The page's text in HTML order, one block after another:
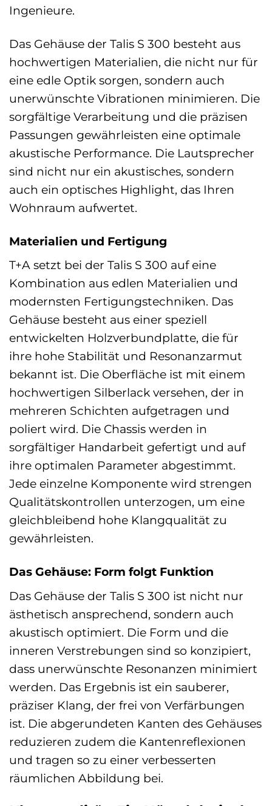
Ingenieure.
Das Gehäuse der Talis S 300 besteht aus
hochwertigen Materialien, die nicht nur für
eine edle Optik sorgen, sondern auch
unerwünschte Vibrationen minimieren. Die
sorgfältige Verarbeitung und die präzisen
Passungen gewährleisten eine optimale
akustische Performance. Die Lautsprecher
sind nicht nur ein akustisches, sondern
auch ein optisches Highlight, das Ihren
Wohnraum aufwertet.
Materialien und Fertigung
T+A setzt bei der Talis S 300 auf eine
Kombination aus edlen Materialien und
modernsten Fertigungstechniken. Das
Gehäuse besteht aus einer speziell
entwickelten Holzverbundplatte, die für
ihre hohe Stabilität und Resonanzarmut
bekannt ist. Die Oberfläche ist mit einem
hochwertigen Silberlack versehen, der in
mehreren Schichten aufgetragen und
poliert wird. Die Chassis werden in
sorgfältiger Handarbeit gefertigt und auf
ihre optimalen Parameter abgestimmt.
Jede einzelne Komponente wird strengen
Qualitätskontrollen unterzogen, um eine
gleichbleibend hohe Klangqualität zu
gewährleisten.
Das Gehäuse: Form folgt Funktion
Das Gehäuse der Talis S 300 ist nicht nur
ästhetisch ansprechend, sondern auch
akustisch optimiert. Die Form und die
inneren Verstrebungen sind so konzipiert,
dass unerwünschte Resonanzen minimiert
werden. Das Ergebnis ist ein sauberer,
präziser Klang, der frei von Verfärbungen
ist. Die abgerundeten Kanten des Gehäuses
reduzieren zudem die Kantenreflexionen
und tragen so zu einer verbesserten
räumlichen Abbildung bei.